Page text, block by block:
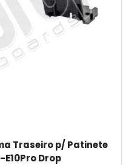
Traseiro p/ Patinete
Drop